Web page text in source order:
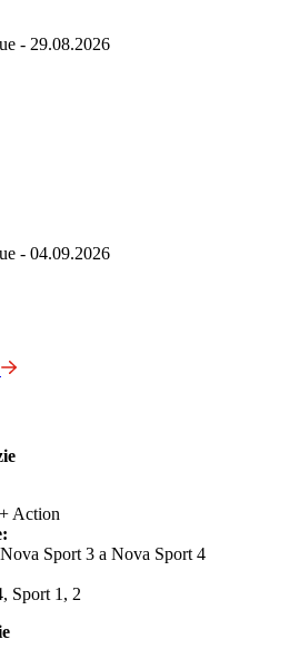
- 29.08.2026
- 04.09.2026
Action
Sport 3 a Nova Sport 4
Sport 1, 2